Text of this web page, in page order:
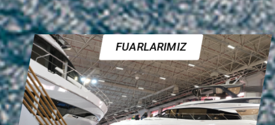
FUARLARIMIZ